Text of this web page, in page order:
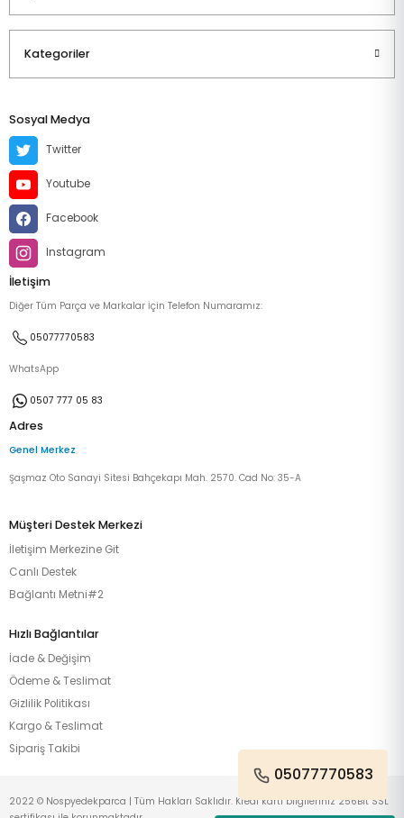
Kategoriler
Sosyal Medya
Twitter
Youtube
Facebook
Instagram
İletişim
Diğer Tüm Parça ve Markalar İçin Telefon Numaramız:
05077770583
WhatsApp
0507 777 05 83
Adres
Genel Merkez
Şaşmaz Oto Sanayi Sitesi Bahçekapı Mah. 2570. Cad No: 35-A
Müşteri Destek Merkezi
İletişim Merkezine Git
Canlı Destek
Bağlantı Metni#2
Hızlı Bağlantılar
İade & Değişim
Ödeme & Teslimat
Gizlilik Politikası
Kargo & Teslimat
Sipariş Takibi
05077770583
2022 © Nospyedekparca | Tüm Hakları Saklıdır. Kredi kartı bilgileriniz 256Bit SSL